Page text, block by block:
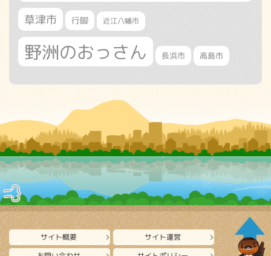
草津市 行脚 近江八幡市
野洲のおっさん 長浜市 高島市
サイト概要
サイト運営